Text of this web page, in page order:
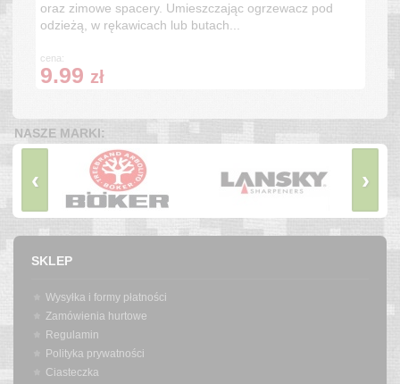
oraz zimowe spacery. Umieszczając ogrzewacz pod
odzieżą, w rękawicach lub butach...
cena:
9.99 zł
NASZE MARKI:
‹ ›
SKLEP
Wysyłka i formy płatności
Zamówienia hurtowe
Regulamin
Polityka prywatności
Ciasteczka